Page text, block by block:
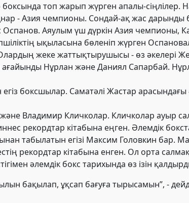
боксында топ жарып жүрген апалы-
- Азия чемпионы. Сондай-ақ жас
Аяулым үш дүркін Азия чемпионы,
ықыласына бөленіп жүрген
жеке жаттықтырушысы - өз әкелері
Нұрлан және Даниял Сапарбай.
боксшылар. Саматәлі Жастар
Владимир Кличколар. Кличколар ауыр
рекордтар кітабына еңген. Әлемдік
табылатын егізі Максим Головкин бар.
рекордтар кітабына енген. Ол орта
әлемдік бокс тарихында өз ізін
бақылап, ұқсап бағуға тырысамын”, -